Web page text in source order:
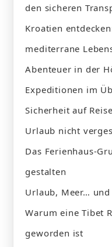
den sicheren
Kroatien
mediterrane
Abenteuer in der
Expeditionen im
Sicherheit auf
Urlaub nicht
Das Ferienhaus-
gestalten
Urlaub, Meer…
Warum eine Tibet
geworden ist